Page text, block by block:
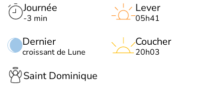
Journée
-3 min
Dernier
croissant de Lune
Lever
05h41
Coucher
20h03
Saint Dominique